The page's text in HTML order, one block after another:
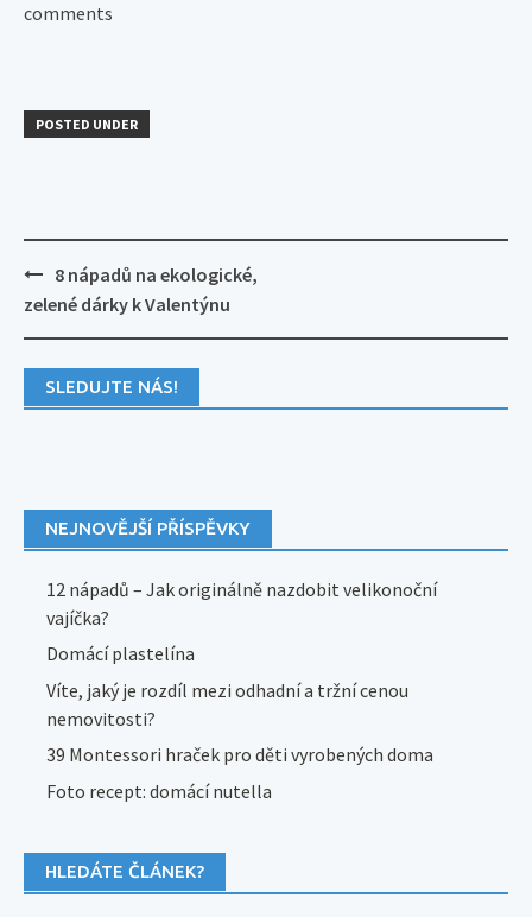
comments
POSTED UNDER
Post
navigation
8 nápadů na ekologické,
zelené dárky k Valentýnu
SLEDUJTE NÁS!
NEJNOVĚJŠÍ PŘÍSPĚVKY
12 nápadů – Jak originálně nazdobit velikonoční
vajíčka?
Domácí plastelína
Víte, jaký je rozdíl mezi odhadní a tržní cenou
nemovitosti?
39 Montessori hraček pro děti vyrobených doma
Foto recept: domácí nutella
HLEDÁTE ČLÁNEK?